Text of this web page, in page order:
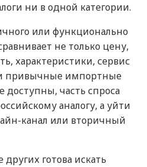
ни в одной категории.
или функционально
не только цену,
характеристики, сервис
привычные импортные
доступны, часть спроса
аналогу, а уйти
канал или вторичный
готова искать